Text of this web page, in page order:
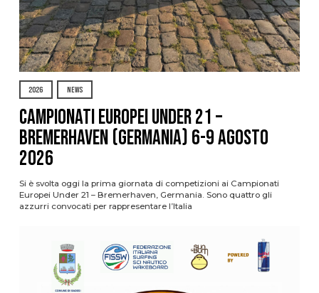
2026 NEWS
Campionati Europei Under 21 –
Bremerhaven (Germania) 6-9 agosto
2026
Si è svolta oggi la prima giornata di competizioni ai Campionati
Europei Under 21 – Bremerhaven, Germania. Sono quattro gli
azzurri convocati per rappresentare l’Italia